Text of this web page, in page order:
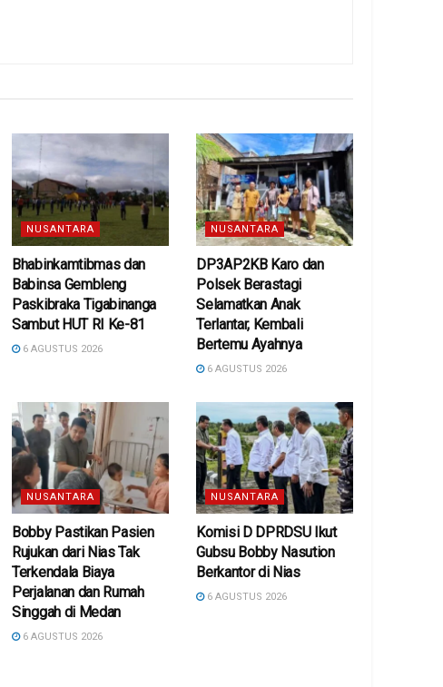
NUSANTARA
Bhabinkamtibmas dan
Babinsa Gembleng
Paskibraka Tigabinanga
Sambut HUT RI Ke-81
6 AGUSTUS 2026
NUSANTARA
DP3AP2KB Karo dan
Polsek Berastagi
Selamatkan Anak
Terlantar, Kembali
Bertemu Ayahnya
6 AGUSTUS 2026
NUSANTARA
Bobby Pastikan Pasien
Rujukan dari Nias Tak
Terkendala Biaya
Perjalanan dan Rumah
Singgah di Medan
6 AGUSTUS 2026
NUSANTARA
Komisi D DPRDSU Ikut
Gubsu Bobby Nasution
Berkantor di Nias
6 AGUSTUS 2026